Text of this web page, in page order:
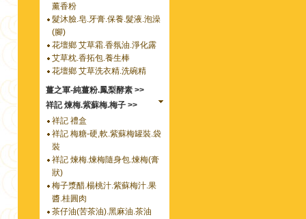
薰香粉
髮沐臉.皂.牙膏.保養.髮液.泡澡
(腳)
花壇鄉 艾草霜.香氛油.淨化露
艾草枕.香拓包.養生棒
花壇鄉 艾草洗衣精.洗碗精
薑之軍-純薑粉.鳳梨酵素 >>
祥記 煉梅.紫蘇梅.梅子 >>
祥記 禮盒
祥記 梅糖-硬,軟.紫蘇梅罐裝.袋
裝
祥記 煉梅.煉梅隨身包.煉梅(膏
狀)
梅子漿醋.楊桃汁.紫蘇梅汁.果
醬.桂圓肉
茶仔油(苦茶油).黑麻油.茶油